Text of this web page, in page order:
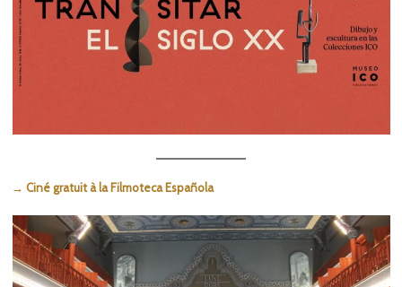
→ Ciné gratuit à la Filmoteca Española